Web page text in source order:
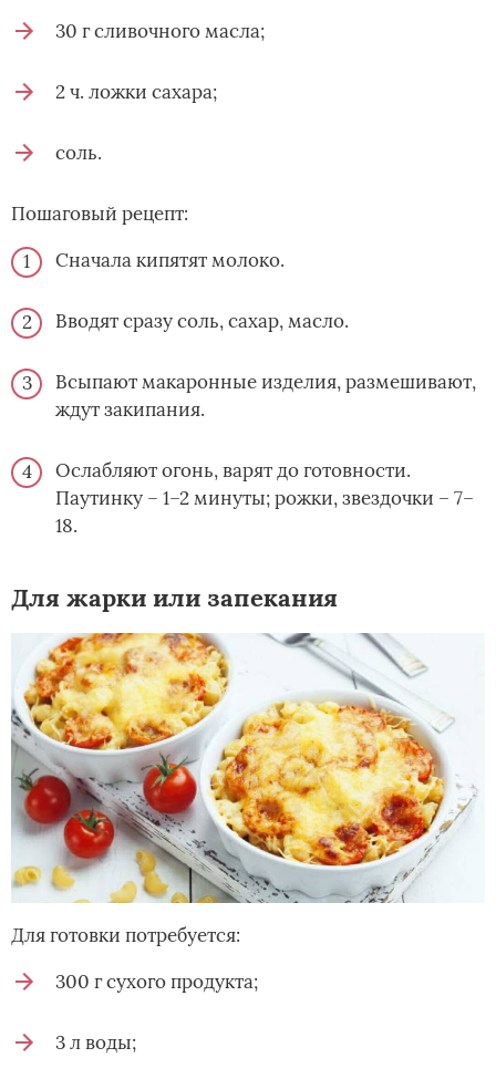
30 г сливочного масла;
2 ч. ложки сахара;
соль.
Пошаговый рецепт:
Сначала кипятят молоко.
Вводят сразу соль, сахар, масло.
Всыпают макаронные изделия, размешивают,
ждут закипания.
Ослабляют огонь, варят до готовности.
Паутинку – 1–2 минуты; рожки, звездочки – 7–
18.
Для жарки или запекания
Для готовки потребуется:
300 г сухого продукта;
3 л воды;